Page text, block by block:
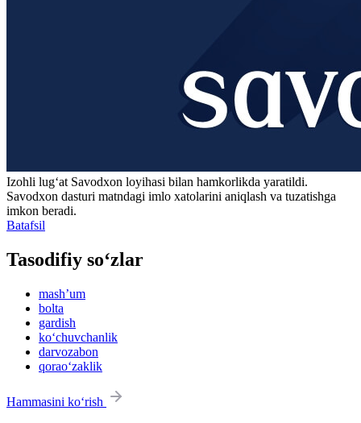
Izohli lugʻat Savodxon loyihasi bilan hamkorlikda yaratildi.
Savodxon dasturi matndagi imlo xatolarini aniqlash va tuzatishga
imkon beradi.
Batafsil
Tasodifiy so‘zlar
mashʼum
bolta
gardish
ko‘chuvchanlik
darvozabon
qorao‘zaklik
Hammasini ko‘rish